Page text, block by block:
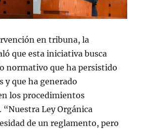
en tribuna, la
que esta iniciativa busca
normativo que ha persistido
y que ha generado
los procedimientos
Ley Orgánica
de un reglamento, pero